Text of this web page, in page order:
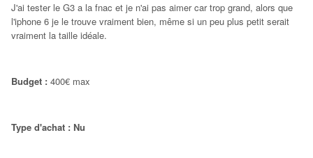
J'ai tester le G3 a la fnac et je n'ai pas aimer car trop grand, alors que
l'iphone 6 je le trouve vraiment bien, même si un peu plus petit serait
vraiment la taille idéale.
Budget : 400€ max
Type d'achat : Nu